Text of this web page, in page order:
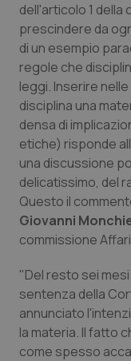
Abruzzo
Basilicata
Calabria
Campania
Emilia-
Friuli
Liguria
Lombardia
QS Pro Gold
Artrite &
Asma &
Car-T
Colesterolo
Dermatite
Disturbi
Dolore
QS Club
dell'articolo 1
prescindere da
di un esempio
regole che
leggi. Inserire
disciplina una
densa di
etiche) risponde
una discussione
delicatissimo, del
Questo il
Giovanni
commissione
"Del resto sei
sentenza della
annunciato
la materia. Il fatto
come spesso